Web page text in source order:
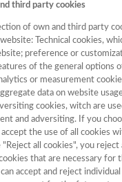
y
31.42 18
59.88 11
y
41.68 24
29.84 20
third party cookies
of own and third party
Technical cookies,
preference or
of the general options
or measurement
data on website
cookies, witch are
and adversiting. If you
accept the use of all cookies
"Reject all cookies", you
that are necessary for
accept and reject